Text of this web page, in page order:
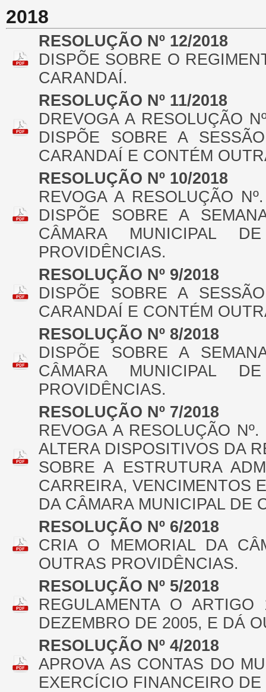
2018
RESOLUÇÃO Nº 12/2018
DISPÕE SOBRE O
CARANDAÍ.
RESOLUÇÃO Nº 11/2018
DREVOGA A RESOLUÇÃO
DISPÕE SOBRE A
CARANDAÍ E CONTÉM
RESOLUÇÃO Nº 10/2018
REVOGA A RESOLUÇÃO
DISPÕE SOBRE A
CÂMARA MUNICIPAL
PROVIDÊNCIAS.
RESOLUÇÃO Nº 9/2018
DISPÕE SOBRE A
CARANDAÍ E CONTÉM
RESOLUÇÃO Nº 8/2018
DISPÕE SOBRE A
CÂMARA MUNICIPAL
PROVIDÊNCIAS.
RESOLUÇÃO Nº 7/2018
REVOGA A RESOLUÇÃO
ALTERA DISPOSITIVOS DA
SOBRE A ESTRUTURA
CARREIRA, VENCIMENTOS
DA CÂMARA MUNICIPAL DE
RESOLUÇÃO Nº 6/2018
CRIA O MEMORIAL DA
OUTRAS PROVIDÊNCIAS.
RESOLUÇÃO Nº 5/2018
REGULAMENTA O
DEZEMBRO DE 2005, E DÁ
RESOLUÇÃO Nº 4/2018
APROVA AS CONTAS DO
EXERCÍCIO FINANCEIRO DE